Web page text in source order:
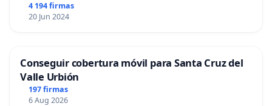
4 194 firmas
20 Jun 2024
Conseguir cobertura móvil para Santa Cruz del
Valle Urbión
197 firmas
6 Aug 2026